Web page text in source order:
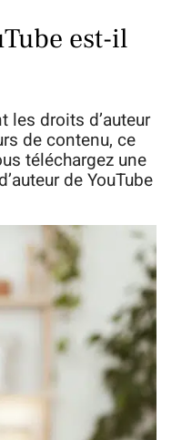
est-il
les droits d’auteur
de contenu, ce
téléchargez une
de YouTube